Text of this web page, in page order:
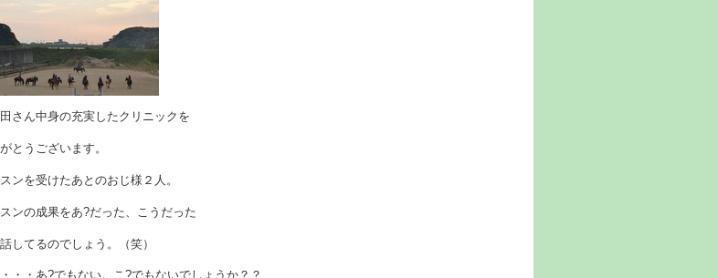
さん中身の充実したクリニックを
とうございます。
ンを受けたあとのおじ様２人。
ンの成果をあ?だった、こうだった
してるのでしょう。（笑）
・・あ?でもない。こ?でもないでしょうか？？